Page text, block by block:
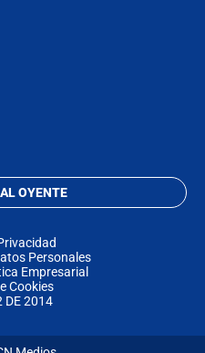
OYENTE
Personales
Empresarial
Cookies
DE 2014